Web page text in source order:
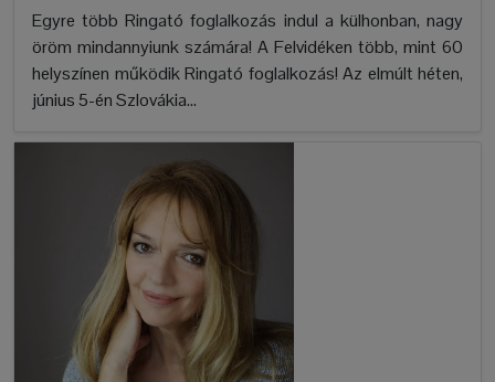
Egyre több Ringató foglalkozás indul a külhonban, nagy
öröm mindannyiunk számára! A Felvidéken több, mint 60
helyszínen működik Ringató foglalkozás! Az elmúlt héten,
június 5-én Szlovákia...